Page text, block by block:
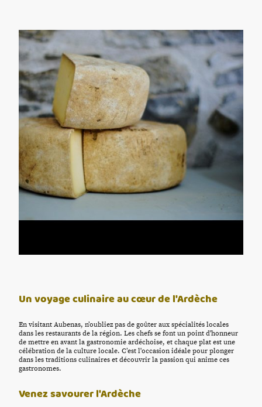
Un voyage culinaire au cœur de l'Ardèche
En visitant Aubenas, n’oubliez pas de goûter aux spécialités locales
dans les restaurants de la région. Les chefs se font un point d'honneur
de mettre en avant la gastronomie ardéchoise, et chaque plat est une
célébration de la culture locale. C’est l'occasion idéale pour plonger
dans les traditions culinaires et découvrir la passion qui anime ces
gastronomes.
Venez savourer l'Ardèche